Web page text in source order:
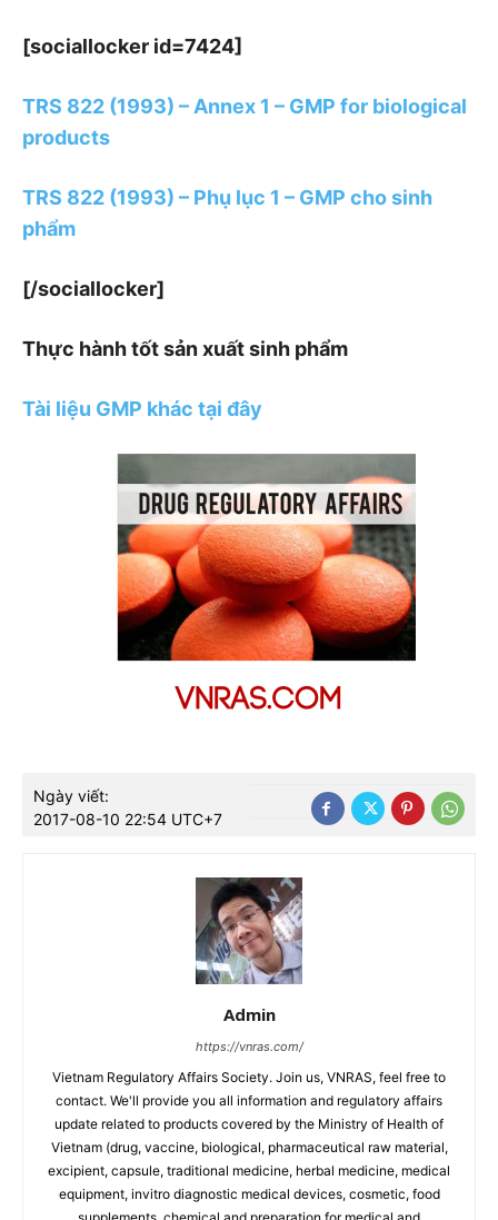
[sociallocker id=7424]
TRS 822 (1993) – Annex 1 – GMP for biological
products
TRS 822 (1993) – Phụ lục 1 – GMP cho sinh
phẩm
[/sociallocker]
Thực hành tốt sản xuất sinh phẩm
Tài liệu GMP khác tại đây
Ngày viết:
2017-08-10 22:54 UTC+7
Admin
https://vnras.com/
Vietnam Regulatory Affairs Society. Join us, VNRAS, feel free to
contact. We'll provide you all information and regulatory affairs
update related to products covered by the Ministry of Health of
Vietnam (drug, vaccine, biological, pharmaceutical raw material,
excipient, capsule, traditional medicine, herbal medicine, medical
equipment, invitro diagnostic medical devices, cosmetic, food